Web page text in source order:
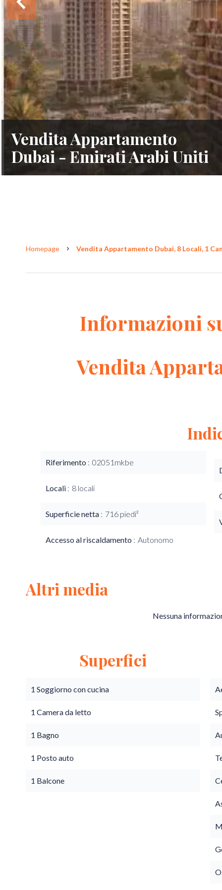
Vendita Appartamento
Dubai - Emirati Arabi Uniti
Homepage Vendita Appartamento Dubai, 8 Locali, 1
Informazioni
Vendita
Riferimento 02051mkbe
Locali 8 locali
Superficie netta 716 piedi²
Accesso al riscaldamento Autonomo
Altri media
Nessuna
Superfici
1 Soggiorno con cucina
1 Camera da letto
1 Bagno
1 Posto auto
1 Balcone